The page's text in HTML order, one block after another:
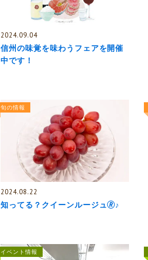
2024.09.04
信州の味覚を味わうフェアを開催
中です！
旬の情報
2024.08.22
知ってる？クイーンルージュ🄬♪
イベント情報